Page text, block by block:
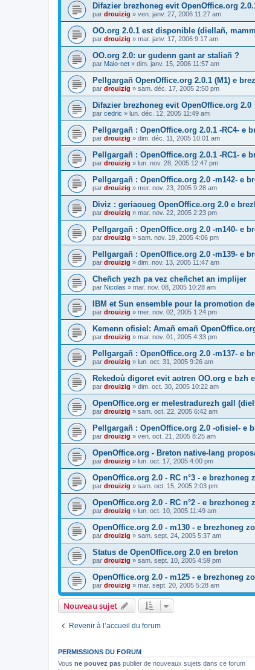
Difazier brezhoneg evit OpenOffice.org
par drouizig » ven. janv. 27, 2006 11:27 am
OO.org 2.0.1 est disponible (diellañ,
par drouizig » mar. janv. 17, 2006 9:17 am
OO.org 2.0: ur gudenn gant ar staliañ ?
par Malo-net » dim. janv. 15, 2006 11:57 am
Pellgargañ OpenOffice.org 2.0.1 (M1) e
par drouizig » sam. déc. 17, 2005 2:50 pm
Difazier brezhoneg evit OpenOffice.org 2.0
par cedric » lun. déc. 12, 2005 11:49 am
Pellgargañ : OpenOffice.org 2.0.1 -RC4- e
par drouizig » dim. déc. 11, 2005 10:01 am
Pellgargañ : OpenOffice.org 2.0.1 -RC1- e
par drouizig » lun. nov. 28, 2005 12:47 pm
Pellgargañ : OpenOffice.org 2.0 -m142- e
par drouizig » mer. nov. 23, 2005 9:28 am
Diviz : geriaoueg OpenOffice.org 2.0 e
par drouizig » mar. nov. 22, 2005 2:23 pm
Pellgargañ : OpenOffice.org 2.0 -m140- e
par drouizig » sam. nov. 19, 2005 4:06 pm
Pellgargañ : OpenOffice.org 2.0 -m139- e
par drouizig » dim. nov. 13, 2005 11:47 am
Cheñch yezh pa vez cheñchet an implijer
par Nicolas » mar. nov. 08, 2005 10:28 am
IBM et Sun ensemble pour la promotion
par drouizig » mer. nov. 02, 2005 1:24 pm
Kemenn ofisiel: Amañ emañ
par drouizig » mar. nov. 01, 2005 4:33 pm
Pellgargañ : OpenOffice.org 2.0 -m137- e
par drouizig » lun. oct. 31, 2005 9:26 am
Rekedoù digoret evit aotren OO.org e bzh
par drouizig » dim. oct. 30, 2005 10:22 am
OpenOffice.org er melestradurezh gall
par drouizig » sam. oct. 22, 2005 6:42 am
Pellgargañ : OpenOffice.org 2.0 -ofisiel- e
par drouizig » ven. oct. 21, 2005 8:25 am
OpenOffice.org - Breton native-lang
par drouizig » lun. oct. 17, 2005 4:00 pm
OpenOffice.org 2.0 - RC n°3 - e brezhoneg
par drouizig » sam. oct. 15, 2005 2:03 pm
OpenOffice.org 2.0 - RC n°2 - e brezhoneg
par drouizig » lun. oct. 10, 2005 11:49 am
OpenOffice.org 2.0 - m130 - e brezhoneg
par drouizig » sam. sept. 24, 2005 5:37 am
Status de OpenOffice.org 2.0 en breton
par drouizig » sam. sept. 10, 2005 4:59 pm
OpenOffice.org 2.0 - m125 - e brezhoneg
par drouizig » mar. sept. 20, 2005 5:28 am
Nouveau sujet
Revenir à l’accueil du forum
PERMISSIONS DU FORUM
Vous ne pouvez pas publier de nouveaux sujets dans ce forum